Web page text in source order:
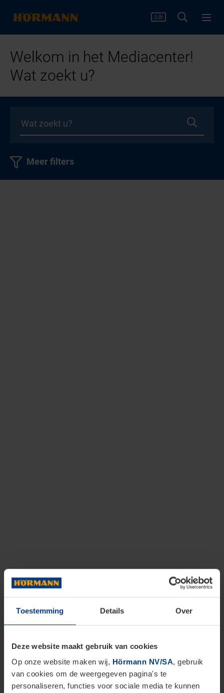
Toestemming Details Over
Deze website maakt gebruik van cookies
Op onze website maken wij, Hörmann NV/SA, gebruik
van cookies om de weergegeven pagina's te
personaliseren, functies voor sociale media te kunnen
Welkom in het Mediacenter!
Wat zoekt u?
Meer filters